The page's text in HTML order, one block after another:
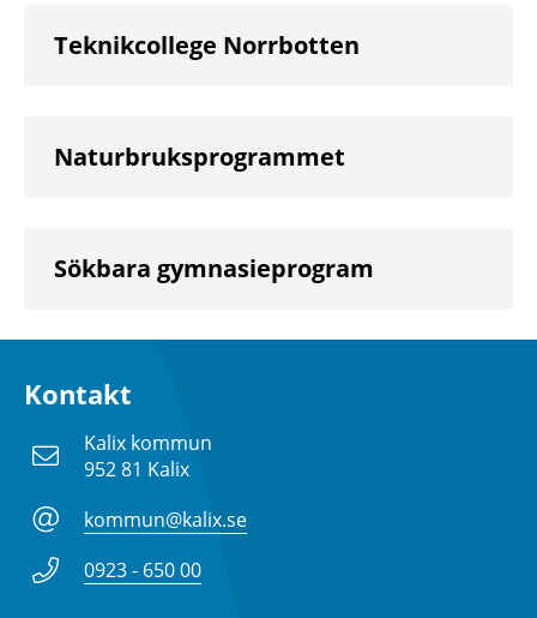
Teknikcollege Norrbotten
Naturbruksprogrammet
Sökbara gymnasieprogram
Kontakt
Kalix kommun
952 81 Kalix
kommun@kalix.se
0923 - 650 00